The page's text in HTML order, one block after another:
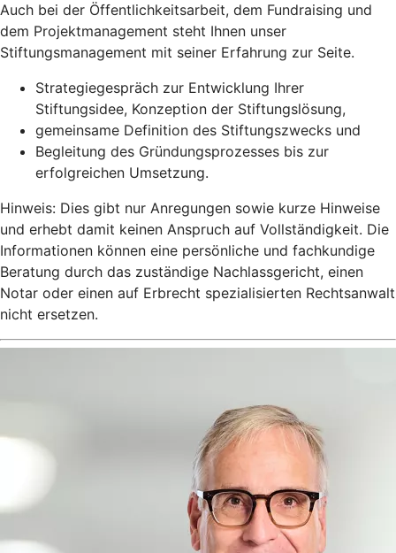
Auch bei der Öffentlichkeitsarbeit, dem Fundraising und
dem Projektmanagement steht Ihnen unser
Stiftungsmanagement mit seiner Erfahrung zur Seite.
Strategiegespräch zur Entwicklung Ihrer
Stiftungsidee, Konzeption der Stiftungslösung,
gemeinsame Definition des Stiftungszwecks und
Begleitung des Gründungsprozesses bis zur
erfolgreichen Umsetzung.
Hinweis: Dies gibt nur Anregungen sowie kurze Hinweise
und erhebt damit keinen Anspruch auf Vollständigkeit. Die
Informationen können eine persönliche und fachkundige
Beratung durch das zuständige Nachlassgericht, einen
Notar oder einen auf Erbrecht spezialisierten Rechtsanwalt
nicht ersetzen.